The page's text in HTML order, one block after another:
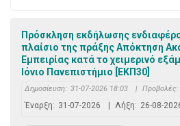
Πρόσκληση εκδήλωσης
πλαίσιο της πράξης Απόκτηση
Εμπειρίας κατά το χειμερινό
Ιόνιο Πανεπιστήμιο [ΕΚΠ30]
Δημοσίευση: 31-07-2026 18:03 | Προβολές:
Έναρξη: 31-07-2026 | Λήξη: 26-08-